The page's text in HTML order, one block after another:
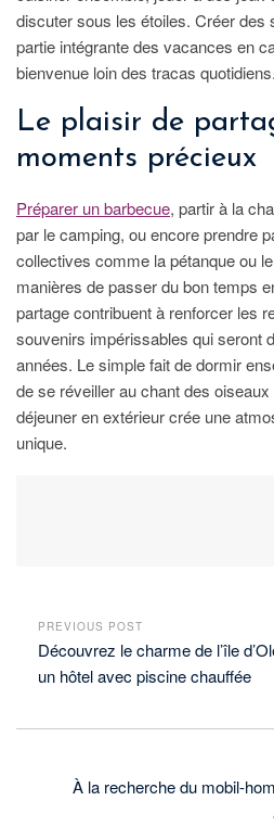
discuter sous les étoiles. Créer des
partie intégrante des vacances en
bienvenue loin des tracas quotidiens.
Le plaisir de
moments précieux
Préparer un barbecue, partir à la
par le camping, ou encore prendre
collectives comme la pétanque ou
manières de passer du bon temps
partage contribuent à renforcer les
souvenirs impérissables qui seront
années. Le simple fait de dormir
de se réveiller au chant des
déjeuner en extérieur crée une
unique.
PREVIOUS POST
Découvrez le charme de l’île
un hôtel avec piscine chauffée
À la recherche du mobil-